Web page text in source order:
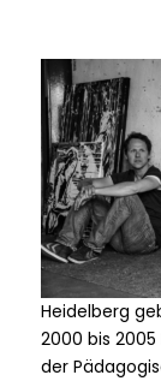
Heidelberg
2000 bis
der